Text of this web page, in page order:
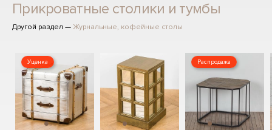
Прикроватные столики и тумбы
Другой раздел — Журнальные, кофейные столы
Уценка Распродажа